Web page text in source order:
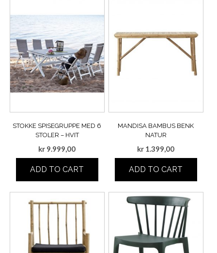
STOKKE SPISEGRUPPE MED 6
STOLER – HVIT
kr 9.999,00
ADD TO CART
MANDISA BAMBUS BENK
NATUR
kr 1.399,00
ADD TO CART